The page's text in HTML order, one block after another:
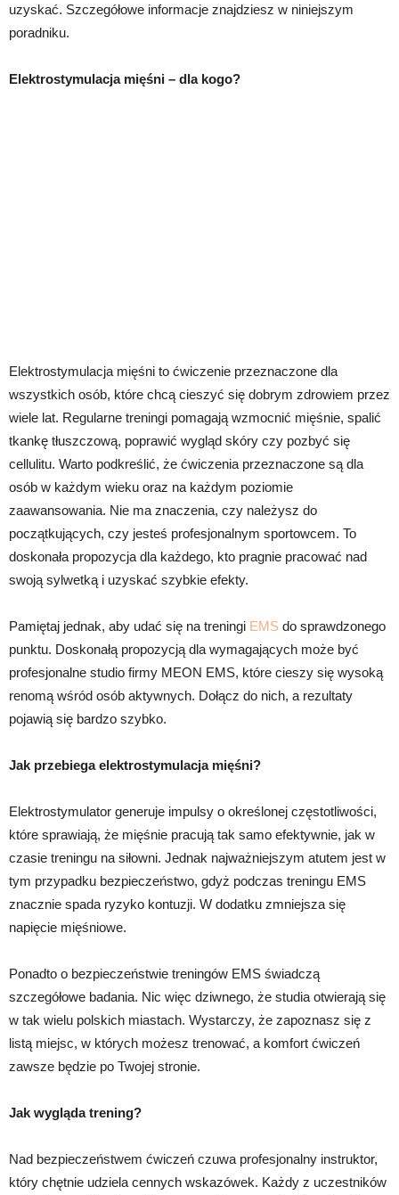
uzyskać. Szczegółowe informacje znajdziesz w niniejszym
poradniku.
Elektrostymulacja mięśni – dla kogo?
Elektrostymulacja mięśni to ćwiczenie przeznaczone dla
wszystkich osób, które chcą cieszyć się dobrym zdrowiem przez
wiele lat. Regularne treningi pomagają wzmocnić mięśnie, spalić
tkankę tłuszczową, poprawić wygląd skóry czy pozbyć się
cellulitu. Warto podkreślić, że ćwiczenia przeznaczone są dla
osób w każdym wieku oraz na każdym poziomie
zaawansowania. Nie ma znaczenia, czy należysz do
początkujących, czy jesteś profesjonalnym sportowcem. To
doskonała propozycja dla każdego, kto pragnie pracować nad
swoją sylwetką i uzyskać szybkie efekty.
Pamiętaj jednak, aby udać się na treningi EMS do sprawdzonego
punktu. Doskonałą propozycją dla wymagających może być
profesjonalne studio firmy MEON EMS, które cieszy się wysoką
renomą wśród osób aktywnych. Dołącz do nich, a rezultaty
pojawią się bardzo szybko.
Jak przebiega elektrostymulacja mięśni?
Elektrostymulator generuje impulsy o określonej częstotliwości,
które sprawiają, że mięśnie pracują tak samo efektywnie, jak w
czasie treningu na siłowni. Jednak najważniejszym atutem jest w
tym przypadku bezpieczeństwo, gdyż podczas treningu EMS
znacznie spada ryzyko kontuzji. W dodatku zmniejsza się
napięcie mięśniowe.
Ponadto o bezpieczeństwie treningów EMS świadczą
szczegółowe badania. Nic więc dziwnego, że studia otwierają się
w tak wielu polskich miastach. Wystarczy, że zapoznasz się z
listą miejsc, w których możesz trenować, a komfort ćwiczeń
zawsze będzie po Twojej stronie.
Jak wygląda trening?
Nad bezpieczeństwem ćwiczeń czuwa profesjonalny instruktor,
który chętnie udziela cennych wskazówek. Każdy z uczestników